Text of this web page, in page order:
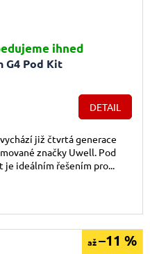
G4 Pod Kit
5,0 z 5 hvězdiček.
ihned
DETAIL
již čtvrtá generace
značky Uwell. Pod
je ideálním řešením pro...
až–11 %